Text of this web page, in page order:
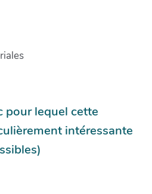
pour lequel cette
intéressante